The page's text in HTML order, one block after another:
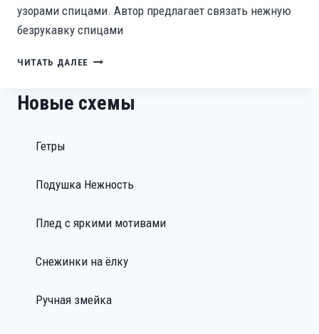
узорами спицами. Автор предлагает связать нежную
безрукавку спицами
ЧИТАТЬ ДАЛЕЕ ЖИЛЕТ
УЗОРАМИ
Новые схемы
Гетры
Подушка Нежность
Плед с яркими мотивами
Снежинки на ёлку
Ручная змейка